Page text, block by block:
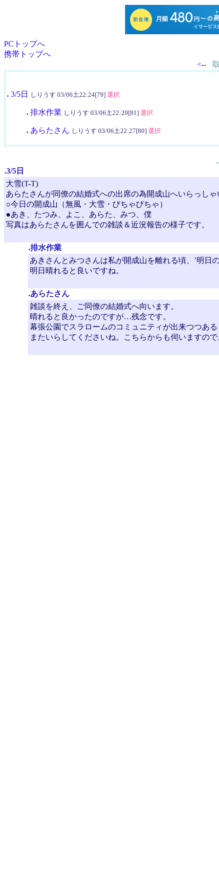
PCトップへ
携帯トップへ
<--
. 3/5日 しりうす 03/06土22:24[79] 選択
. 排水作業 しりうす 03/06土22:29[81] 選択
. あらたさん しりうす 03/06土22:27[80] 選択
.3/5日
大雪(T-T)
あらたさんが同僚の結婚式への出席の為開成山へいらっし
○今日の開成山（無風・大雪・びちゃびちゃ）
●あき、たつみ、よこ、あらた、みつ、僕
写真はあらたさんを囲んでの雑談＆近況報告の様子です。
.排水作業
あきさんとみつさんは私が開成山を離れる頃、’明日
明日晴れると良いですね。
.あらたさん
雑談を終え、ご同僚の結婚式へ向います。
晴れると良かったのですが…残念です。
幕張公園でスラロームのコミュニティが出来つつあ
またいらしてくださいね。こちらからも伺いますの